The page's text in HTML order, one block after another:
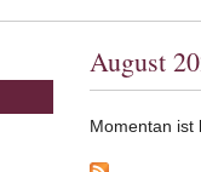
August
Momentan ist